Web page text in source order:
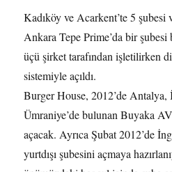
Kadıköy ve Acarkent’te 5 şubesi
Ankara Tepe Prime’da bir
üçü şirket tarafından işletilirken
sistemiyle açıldı.
Burger House, 2012’de Antalya,
Ümraniye’de bulunan Buyaka
açacak. Ayrıca Şubat 2012’de
yurtdışı şubesini açmaya